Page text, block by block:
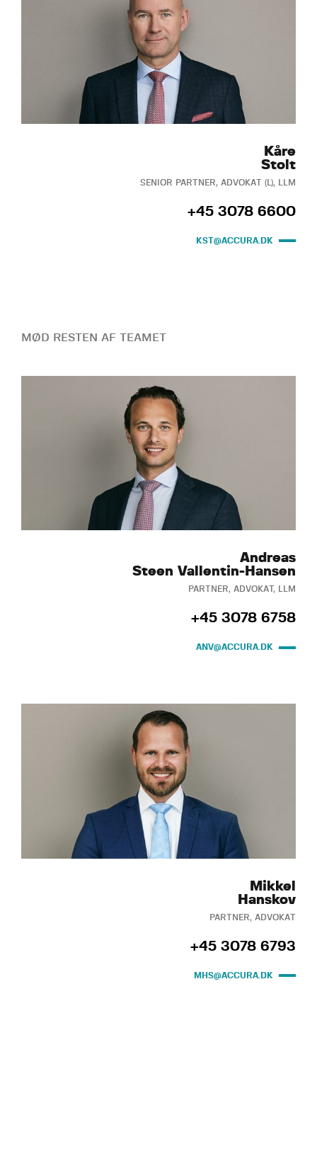
Kåre
Stolt
SENIOR PARTNER, ADVOKAT (L), LLM
+45 3078 6600
KST@ACCURA.DK
MØD RESTEN AF TEAMET
Andreas
Steen Vallentin-Hansen
PARTNER, ADVOKAT, LLM
+45 3078 6758
ANV@ACCURA.DK
Mikkel
Hanskov
PARTNER, ADVOKAT
+45 3078 6793
MHS@ACCURA.DK